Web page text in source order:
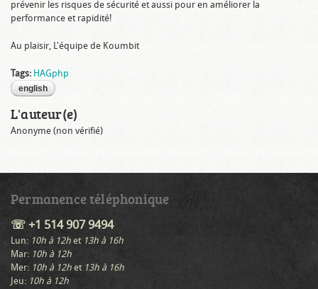
prévenir les risques de sécurité et aussi pour en améliorer la
performance et rapidité!
Au plaisir, L'équipe de Koumbit
Tags: HAGphp
english
L'auteur(e)
Anonyme (non vérifié)
Permanence téléphonique
☏ +1 514 907 9494
Lun: 10h à 12h et 13h à 16h
Mar: 10h à 12h
Mer: 10h à 12h et 13h à 16h
Jeu: 10h à 12h